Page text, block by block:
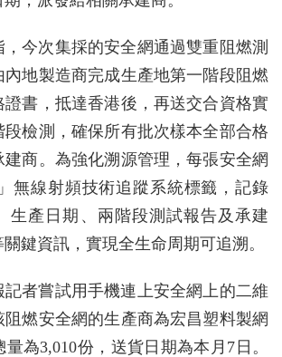
今次集採的安全網通過雙重阻燃測
地製造商完成生產地第一階段阻燃
證書，抵達香港後，再送交合資格實
檢測，確保所有批次樣本全部合格
商。為強化溯源管理，每張安全網
無線射頻技術追蹤系統標籤，記錄
生產日期、兩階段測試報告及承建
鍵資訊，實現全生命周期可追溯。
記者嘗試用手機連上安全網上的二維
燃安全網的生產商為宏昌塑料製網
為3,010份，送貨日期為本月7日。